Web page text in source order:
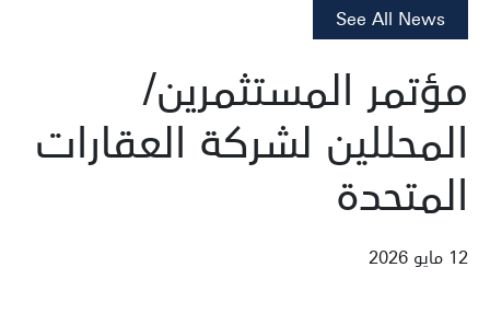
الاستدامة
الأخبار
See All News
مؤتمر المستثمرين/
المحللين لشركة العقارات
المتحدة
12 مايو 2026